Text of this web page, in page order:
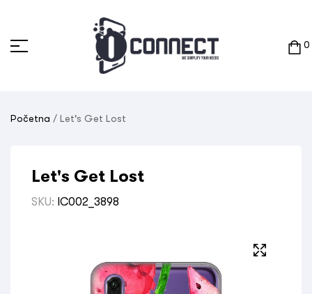
0
Početna / Let's Get Lost
Let's Get Lost
SKU: IC002_3898